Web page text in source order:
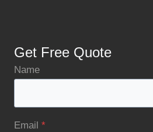
Get Free Quote
Name
Email *